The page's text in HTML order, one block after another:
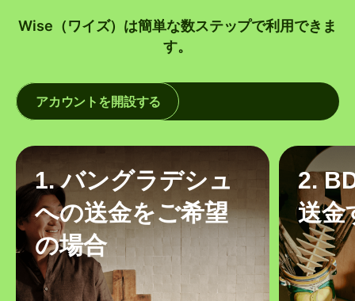
Wise（ワイズ）は簡単な数ステップで利用できま
す。
アカウントを開設する
1. バングラデシュ
への送金をご希望
の場合
2.
送金